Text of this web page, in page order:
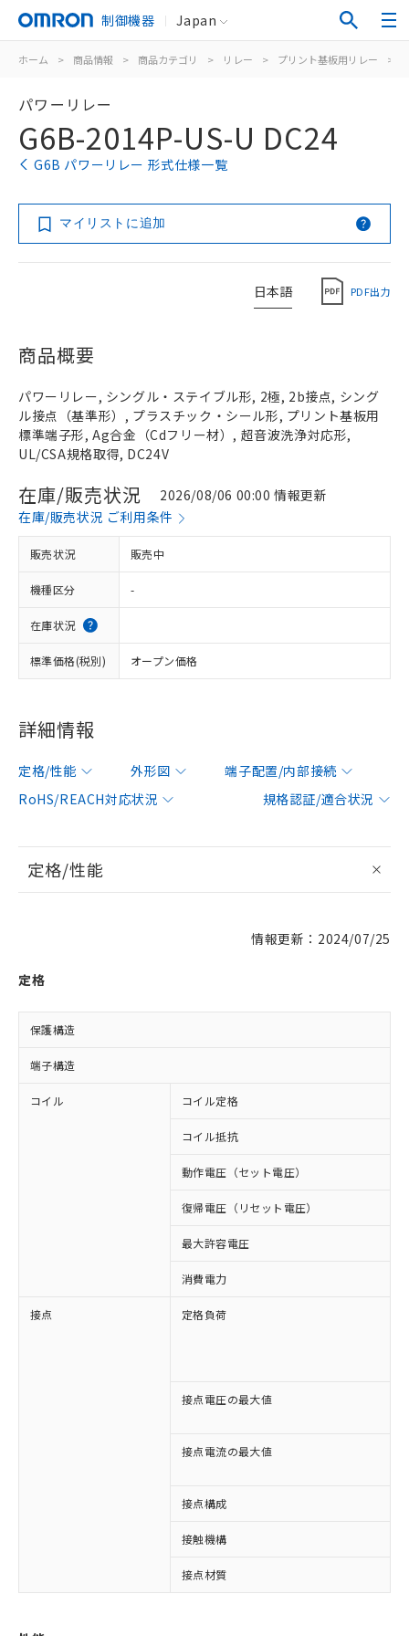
制御機器 Japan
ホーム > 商品情報 > 商品カテゴリ > リレー > プリント基板用リレー >
パワーリレー
G6B-2014P-US-U DC24
G6B パワーリレー 形式仕様一覧
マイリストに追加
日本語 PDF出力
商品概要
パワーリレー, シングル・ステイブル形, 2極, 2b接点, シング
ル接点（基準形）, プラスチック・シール形, プリント基板用
標準端子形, Ag合金（Cdフリー材）, 超音波洗浄対応形,
UL/CSA規格取得, DC24V
在庫/販売状況
2026/08/06 00:00 情報更新
在庫/販売状況 ご利用条件
販売状況 販売中
機種区分 -
在庫状況
標準価格(税別) オープン価格
詳細情報
定格/性能 外形図
端子配置/内部接続
RoHS/REACH対応状況
規格認証/適合状況
定格/性能
情報更新：2024/07/25
定格
保護構造
端子構造
コイル コイル定格
コイル抵抗
動作電圧（セット電圧）
復帰電圧（リセット電圧）
最大許容電圧
消費電力
接点 定格負荷
接点電圧の最大値
接点電流の最大値
接点構成
接触機構
接点材質
対応済み：EU RoHS指令（10物質）の